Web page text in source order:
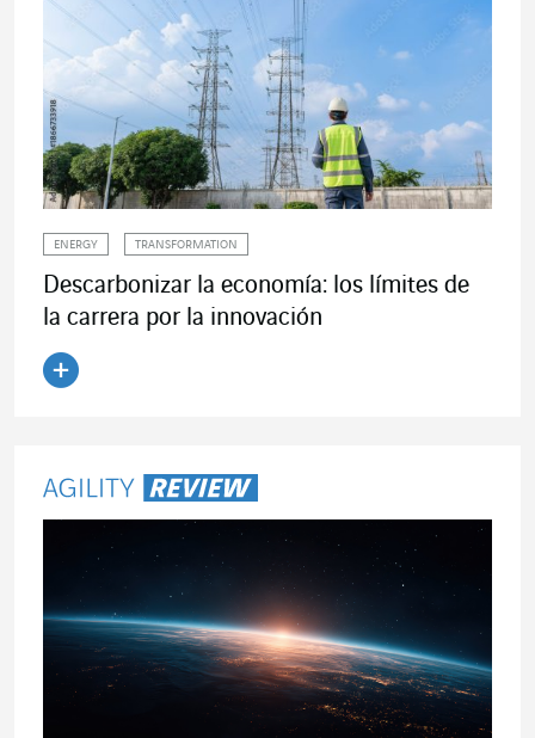
ENERGY TRANSFORMATION
Descarbonizar la economía: los límites de
la carrera por la innovación